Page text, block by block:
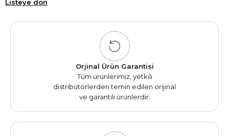
Listeye dön
Orjinal Ürün Garantisi
Tüm ürünlerimiz, yetkili
distribütörlerden temin edilen orijinal
ve garantili ürünlerdir.